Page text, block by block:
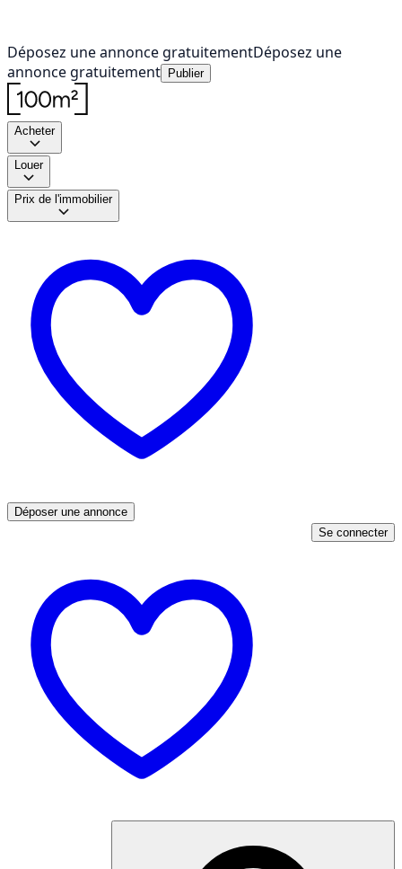
Déposez une annonce gratuitementDéposez une
annonce gratuitement
Publier
Acheter
Louer
Prix de l'immobilier
Déposer une annonce
Se connecter